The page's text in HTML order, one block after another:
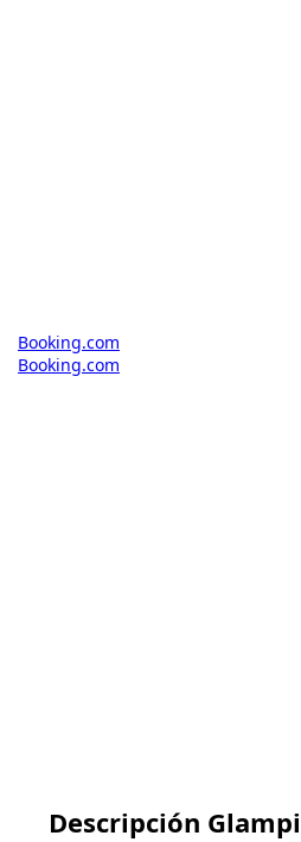
Booking.com
Booking.com
Descripción